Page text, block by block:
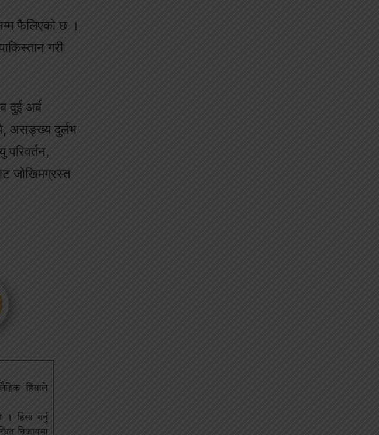
फैलिएको छ ।
गरी
दुई अर्ब
असङ्ख्य दुर्लभ
जोखिमग्रस्त